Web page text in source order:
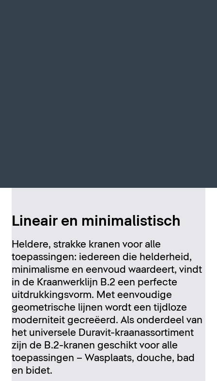
Lineair en minimalistisch
Heldere, strakke kranen voor alle
toepassingen: iedereen die helderheid,
minimalisme en eenvoud waardeert, vindt
in de Kraanwerklijn B.2 een perfecte
uitdrukkingsvorm. Met eenvoudige
geometrische lijnen wordt een tijdloze
moderniteit gecreëerd. Als onderdeel van
het universele Duravit-kraanassortiment
zijn de B.2-kranen geschikt voor alle
toepassingen – Wasplaats, douche, bad
en bidet.